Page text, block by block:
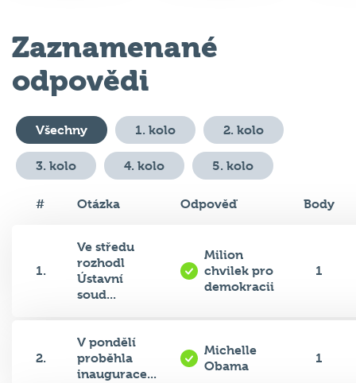
Zaznamenané
odpovědi
Všechny 1. kolo 2. kolo
3. kolo 4. kolo 5. kolo
# Otázka Odpověď Body
1.
Ve středu
rozhodl
Ústavní
soud...
Milion
chvilek pro
demokracii
1
2.
V pondělí
proběhla
inaugurace...
Michelle
Obama
1